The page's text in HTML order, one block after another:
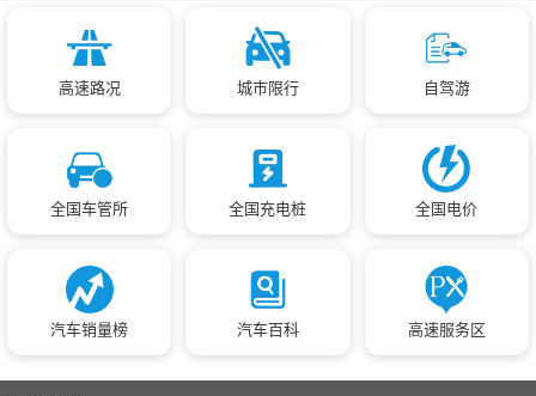
高速路况 城市限行 自驾游
全国车管所 全国充电桩 全国电价
汽车销量榜 汽车百科 高速服务区